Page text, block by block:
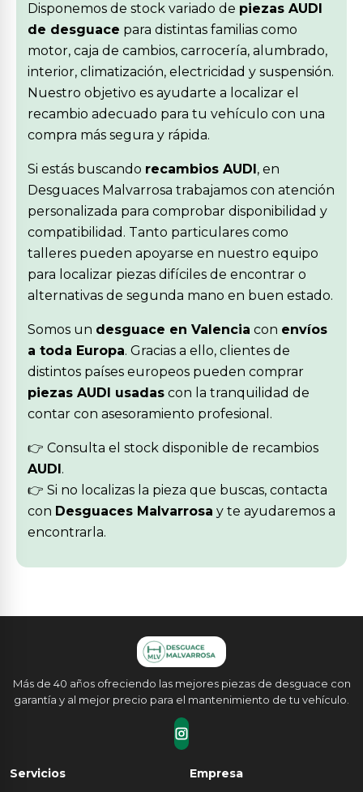
Disponemos de stock variado de piezas AUDI
de desguace para distintas familias como
motor, caja de cambios, carrocería, alumbrado,
interior, climatización, electricidad y suspensión.
Nuestro objetivo es ayudarte a localizar el
recambio adecuado para tu vehículo con una
compra más segura y rápida.
Si estás buscando recambios AUDI, en
Desguaces Malvarrosa trabajamos con atención
personalizada para comprobar disponibilidad y
compatibilidad. Tanto particulares como
talleres pueden apoyarse en nuestro equipo
para localizar piezas difíciles de encontrar o
alternativas de segunda mano en buen estado.
Somos un desguace en Valencia con envíos
a toda Europa. Gracias a ello, clientes de
distintos países europeos pueden comprar
piezas AUDI usadas con la tranquilidad de
contar con asesoramiento profesional.
👉 Consulta el stock disponible de recambios
AUDI.
👉 Si no localizas la pieza que buscas, contacta
con Desguaces Malvarrosa y te ayudaremos a
encontrarla.
Más de 40 años ofreciendo las mejores piezas de desguace con
garantía y al mejor precio para el mantenimiento de tu vehículo.
Servicios Empresa